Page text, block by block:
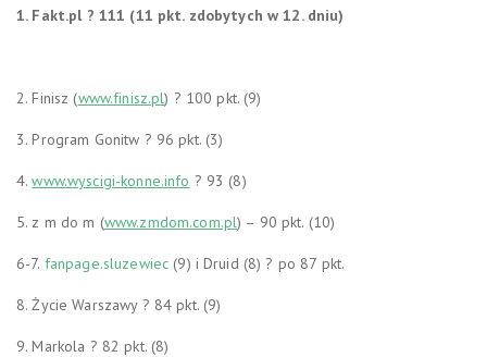
1. Fakt.pl ? 111 (11 pkt. zdobytych w 12. dniu)
2. Finisz (www.finisz.pl) ? 100 pkt. (9)
3. Program Gonitw ? 96 pkt. (3)
4. www.wyscigi-konne.info ? 93 (8)
5. z m do m (www.zmdom.com.pl) – 90 pkt. (10)
6-7. fanpage.sluzewiec (9) i Druid (8) ? po 87 pkt.
8. Życie Warszawy ? 84 pkt. (9)
9. Markola ? 82 pkt. (8)